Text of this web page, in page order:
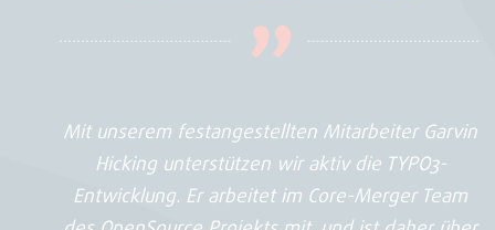
Mit unserem festangestellten Mitarbeiter Garvin
Hicking unterstützen wir aktiv die TYPO3-
Entwicklung. Er arbeitet im Core-Merger Team